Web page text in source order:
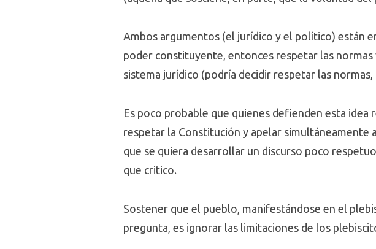
Ambos argumentos (el jurídico y el político) están
poder constituyente, entonces respetar las
sistema jurídico (podría decidir respetar las
Es poco probable que quienes defienden esta
respetar la Constitución y apelar simultáneamente
que se quiera desarrollar un discurso poco
que critico.
Sostener que el pueblo, manifestándose en el
pregunta, es ignorar las limitaciones de los